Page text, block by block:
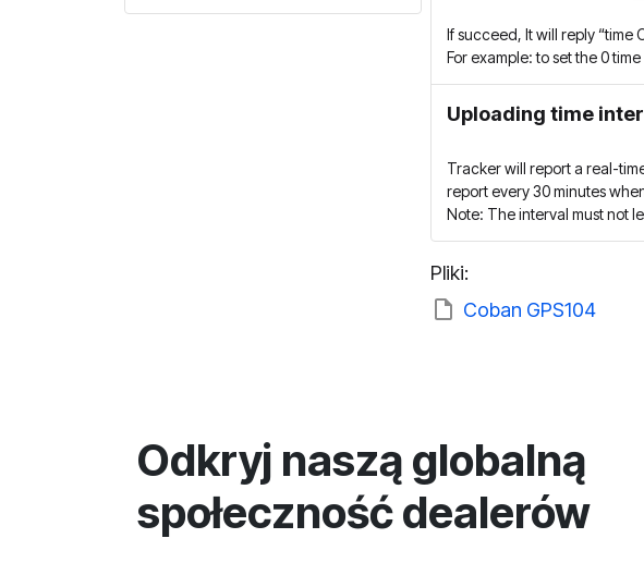
If succeed, It will reply “time
For example: to set the 0
Uploading time
Tracker will report a real-
report every 30 minutes
Note: The interval must not
Pliki:
Coban GPS104
Odkryj naszą globalną
społeczność dealerów